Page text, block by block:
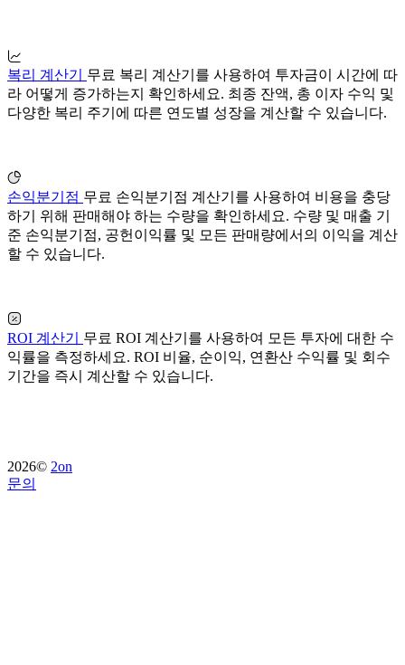
복리 계산기 무료 복리 계산기를 사용하여 투자금이 시간에 따
라 어떻게 증가하는지 확인하세요. 최종 잔액, 총 이자 수익 및
다양한 복리 주기에 따른 연도별 성장을 계산할 수 있습니다.
손익분기점 무료 손익분기점 계산기를 사용하여 비용을 충당
하기 위해 판매해야 하는 수량을 확인하세요. 수량 및 매출 기
준 손익분기점, 공헌이익률 및 모든 판매량에서의 이익을 계산
할 수 있습니다.
ROI 계산기 무료 ROI 계산기를 사용하여 모든 투자에 대한 수
익률을 측정하세요. ROI 비율, 순이익, 연환산 수익률 및 회수
기간을 즉시 계산할 수 있습니다.
2026© 2on
문의